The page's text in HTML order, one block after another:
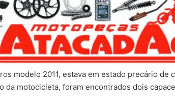
modelo 2011, estava em estado precário de
da motocicleta, foram encontrados dois